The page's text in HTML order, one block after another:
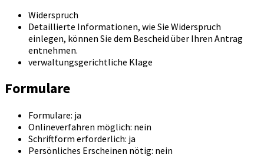
Widerspruch
Detaillierte Informationen, wie Sie Widerspruch
einlegen, können Sie dem Bescheid über Ihren Antrag
entnehmen.
verwaltungsgerichtliche Klage
Formulare
Formulare: ja
Onlineverfahren möglich: nein
Schriftform erforderlich: ja
Persönliches Erscheinen nötig: nein